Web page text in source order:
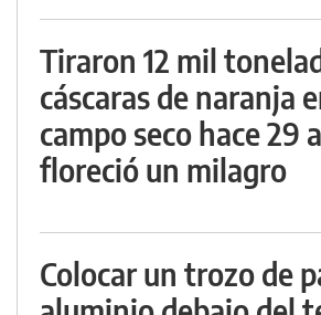
Tiraron 12 mil
cáscaras de naranja
campo seco hace 29
floreció un milagro
Colocar un trozo de